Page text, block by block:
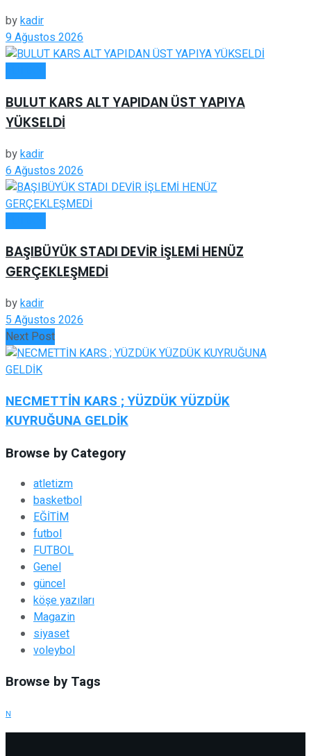
bykadir
9 Ağustos 2026
BULUT KARS ALT YAPIDAN ÜST YAPIYA
YÜKSELDİ
bykadir
6 Ağustos 2026
BAŞIBÜYÜK STADI DEVİR İŞLEMİ HENÜZ
GERÇEKLEŞMEDİ
bykadir
5 Ağustos 2026
Next Post
NECMETTİN KARS ; YÜZDÜK YÜZDÜK
KUYRUĞUNA GELDİK
Browse by Category
atletizm
basketbol
EĞİTİM
futbol
FUTBOL
Genel
güncel
köşe yazıları
Magazin
siyaset
voleybol
Browse by Tags
N